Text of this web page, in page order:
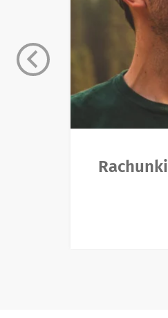
Rachunki